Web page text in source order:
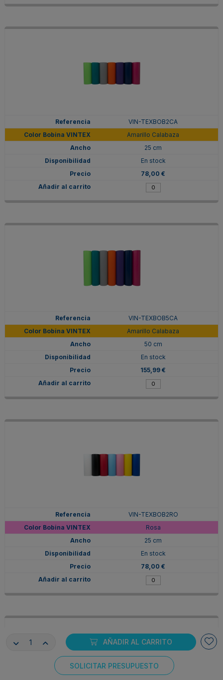
AÑADIR AL CARRITO
SOLICITAR PRESUPUESTO
VIN-TEXBOB2CA
Amarillo Calabaza
25 cm
En stock
78,00 €
VIN-TEXBOB5CA
Amarillo Calabaza
50 cm
En stock
155,99 €
VIN-TEXBOB2RO
Rosa
25 cm
En stock
78,00 €
Consentimiento de cookies